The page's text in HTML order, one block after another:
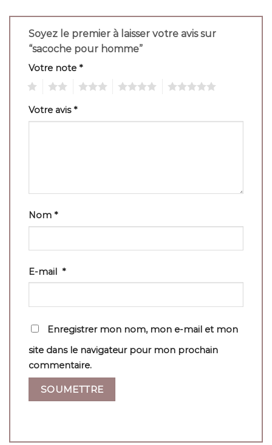
Soyez le premier à laisser votre avis sur
“sacoche pour homme”
Votre note *
Votre avis*
Nom *
E-mail *
Enregistrer mon nom, mon e-mail et mon
site dans le navigateur pour mon prochain
commentaire.